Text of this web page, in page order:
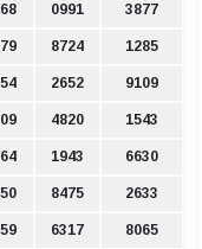
0991 3877
8724 1285
2652 9109
4820 1543
1943 6630
8475 2633
6317 8065